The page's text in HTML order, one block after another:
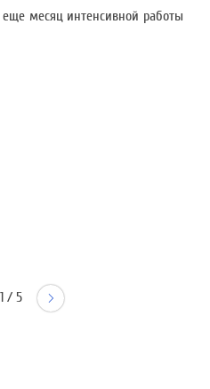
месяц интенсивной работы
1/ 5